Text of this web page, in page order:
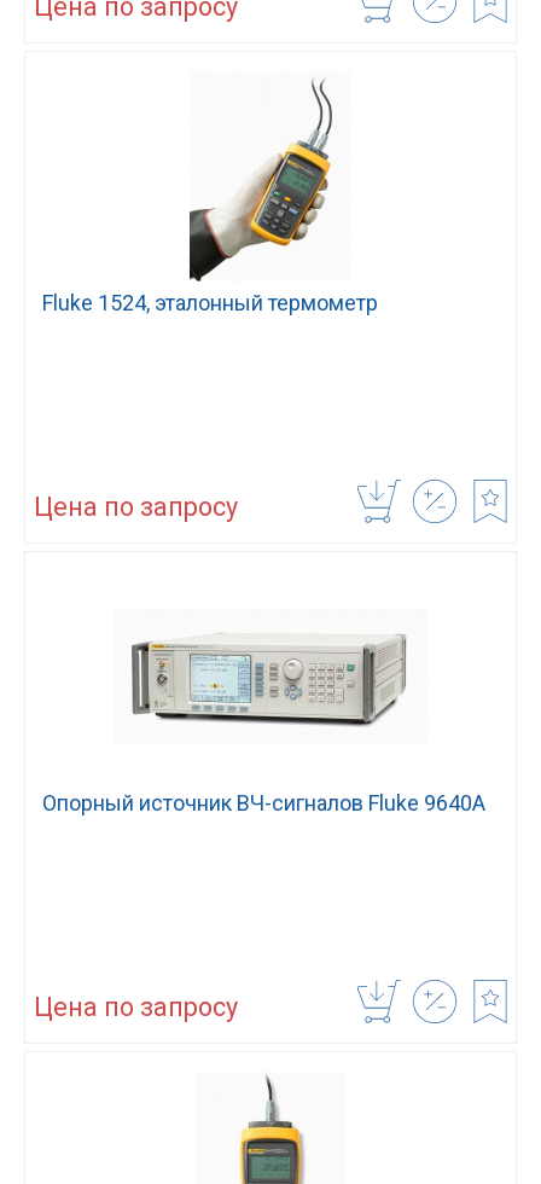
Цена по запросу
Fluke 1524, эталонный термометр
Цена по запросу
Опорный источник ВЧ-сигналов Fluke 9640A
Цена по запросу